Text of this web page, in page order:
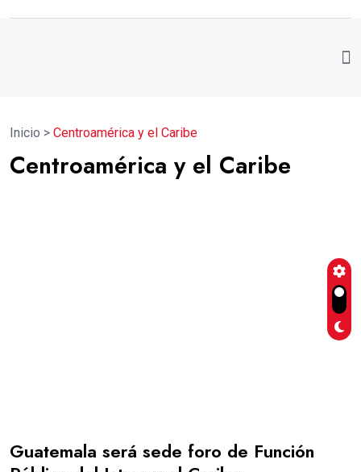
Inicio > Centroamérica y el Caribe
Centroamérica y el Caribe
Guatemala será sede foro de Función